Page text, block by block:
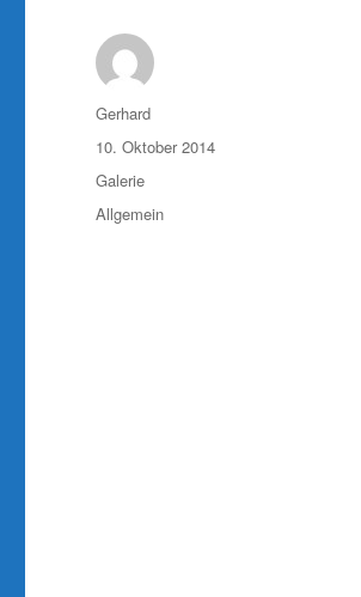
Autor
Gerhard
Veröffentlicht
am
10. Oktober 2014
Format
Galerie
Kategorien
Allgemein